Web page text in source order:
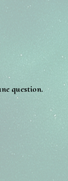
question.